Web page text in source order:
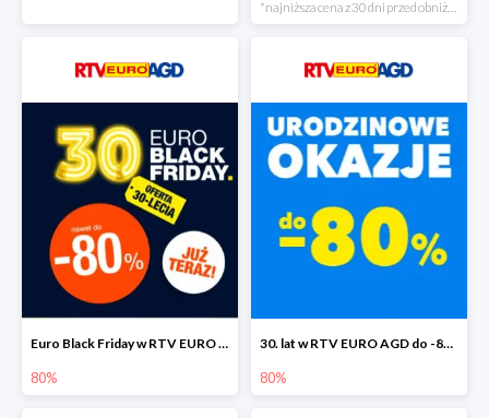
*najniższa cena z 30 dni przed obniżką
Euro Black Friday w RTV EURO AGD do -80%
80%
30. lat w RTV EURO AGD do -80%
80%